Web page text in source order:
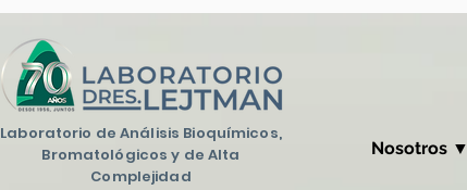
Laboratorio de Análisis Bioquímicos,
Bromatológicos y de Alta
Complejidad
Nosotros ▼